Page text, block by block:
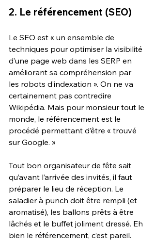
2. Le référencement (SEO)
Le SEO est « un ensemble de
techniques pour optimiser la visibilité
d’une page web dans les SERP en
améliorant sa compréhension par
les robots d’indexation ». On ne va
certainement pas contredire
Wikipédia. Mais pour monsieur tout le
monde, le référencement est le
procédé permettant d’être « trouvé
sur Google. »
Tout bon organisateur de fête sait
qu’avant l’arrivée des invités, il faut
préparer le lieu de réception. Le
saladier à punch doit être rempli (et
aromatisé), les ballons prêts à être
lâchés et le buffet joliment dressé. Eh
bien le référencement, c’est pareil.